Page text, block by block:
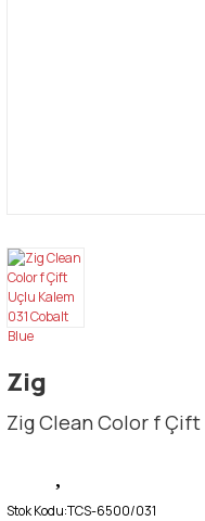
Zig
Zig Clean Color f Çift
Stok Kodu:TCS-6500/031